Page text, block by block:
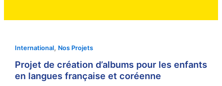
International, Nos Projets
Projet de création d’albums pour les enfants
en langues française et coréenne